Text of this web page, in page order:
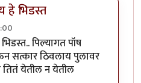
हे भिडस्त
पिल्यागत पॉष
सत्कार ठिवलाय पुलावर
येतील न येतील